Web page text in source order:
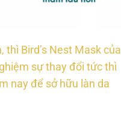
Bird’s Nest Mask của
sự thay đổi tức thì
nay để sở hữu làn da